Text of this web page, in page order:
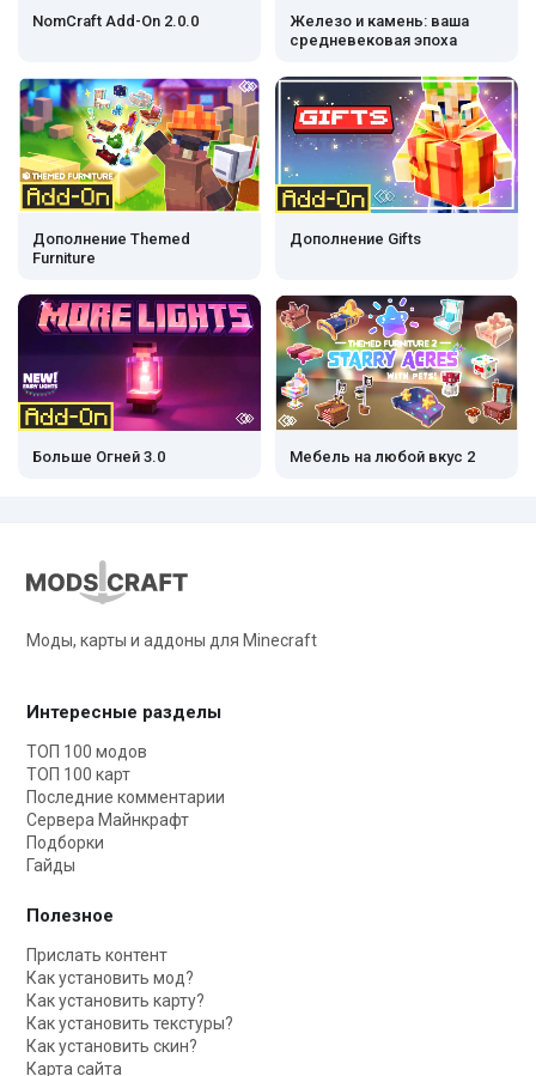
NomCraft Add-On 2.0.0
Железо и камень: ваша
средневековая эпоха
Дополнение Themed
Furniture
Дополнение Gifts
Больше Огней 3.0 Мебель на любой вкус 2
Моды, карты и аддоны для Minecraft
Интересные разделы
ТОП 100 модов
ТОП 100 карт
Последние комментарии
Сервера Майнкрафт
Подборки
Гайды
Полезное
Прислать контент
Как установить мод?
Как установить карту?
Как установить текстуры?
Как установить скин?
Карта сайта